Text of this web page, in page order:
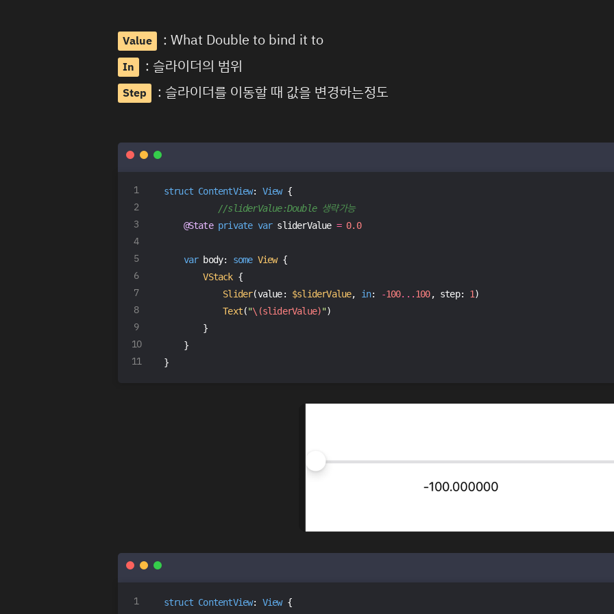
Value : What Double to bind it to
In : 슬라이더의 범위
Step : 슬라이더를 이동할 때 값을 변경하는정도
struct ContentView: View {
//sliderValue:Double 생략가능
@State private var sliderValue = 0.0
var body: some View {
VStack {
Slider(value: $sliderValue, in: -100...100, step: 1)
Text("\(sliderValue)")
        }
    }
}
struct ContentView: View {